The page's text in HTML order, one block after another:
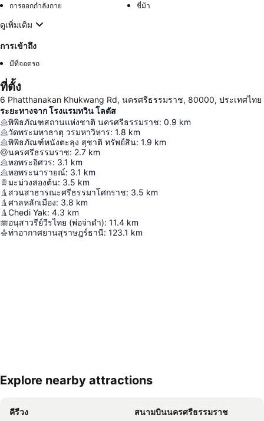
การออกกำลังกาย ขี่ม้า
ดูเพิ่มเติม
การเข้าถึง
มีที่จอดรถ
ที่ตั้ง
6 Phatthanakan Khukwang Rd, นครศรีธรรมราช, 80000, ประเทศไทย
ระยะทางจาก โรงแรมทวิน โลตัส
พิพิธภัณฑสถานแห่งชาติ นครศรีธรรมราช: 0.9 km
วัดพระมหาธาตุ วรมหาวิหาร: 1.8 km
พิพิธภัณฑ์หนังตะลุง สุชาติ ทรัพย์สิน: 1.9 km
นครศรีธรรมราช: 2.7 km
หอพระอิศวร: 3.1 km
หอพระนารายณ์: 3.1 km
มะม่วงสองต้น: 3.5 km
สวนสาธารณะศรีธรรมาโศกราช: 3.5 km
ศาลหลักเมือง: 3.8 km
Chedi Yak: 4.3 km
อนุสาวรีย์วีรไทย (พ่อจ่าดำ): 11.4 km
ท่าอากาศยานสุราษฎร์ธานี: 123.1 km
Explore nearby attractions
คีรีวง สนามบินนครศรีธรรมราช